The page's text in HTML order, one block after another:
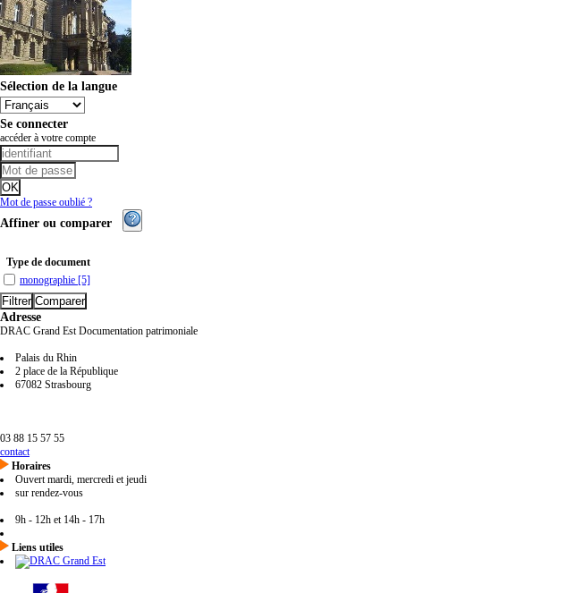
Sélection de la langue
Se connecter
accéder à votre compte
Mot de passe oublié ?
Affiner ou comparer
Type de document
monographie [5]
Adresse
DRAC Grand Est Documentation patrimoniale
Palais du Rhin
2 place de la République
67082 Strasbourg
03 88 15 57 55
contact
Horaires
Ouvert mardi, mercredi et jeudi
sur rendez-vous
9h - 12h et 14h - 17h
Liens utiles